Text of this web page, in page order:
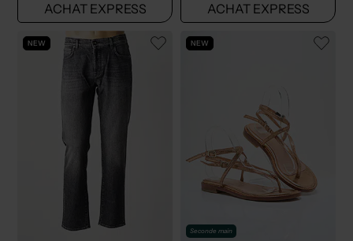
ACHAT EXPRESS ACHAT EXPRESS
NEW NEW
Seconde main